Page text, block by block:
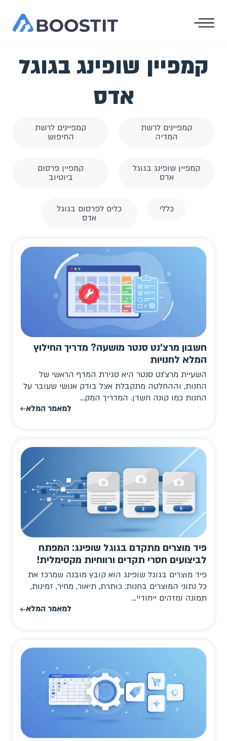
קמפיין שופינג בגוגל
אדס
קמפיינים לרשת
המדיה
קמפיינים לרשת
החיפוש
קמפיין שופינג בגוגל
אדס
קמפיין פרסום
ביוטיוב
כללי
כלים לפרסום בגוגל
אדס
חשבון מרצ'נט סנטר מושעה? מדריך החילוץ
המלא לחנויות
השעיית מרצ'נט סנטר היא סגירת המדף הראשי של
החנות, וההחלטה מתקבלת אצל בודק אנושי שעובר על
החנות כמו קונה חשדן. המדריך המק...
למאמר המלא
פיד מוצרים מתקדם בגוגל שופינג: המפתח
לביצועים חסרי תקדים ורווחיות מקסימלית!
פיד מוצרים בגוגל שופינג הוא קובץ מובנה שמרכז את
כל נתוני המוצרים בחנות: כותרת, תיאור, מחיר, זמינות,
תמונה ומזהים ייחודיי...
למאמר המלא